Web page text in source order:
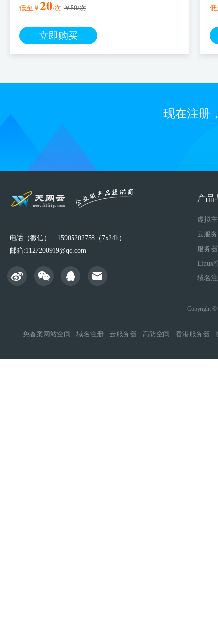
低至￥ 20/次 ￥50/次
立即购买
低
现在注册
电话（微信）：15905202758（7x24h）
邮箱:1127200919@qq.com
产品
虚拟
云服
服务
Linux
域名
Copyright
免备案网站空间 域名注册 云服务器 高防空间 香港服务器